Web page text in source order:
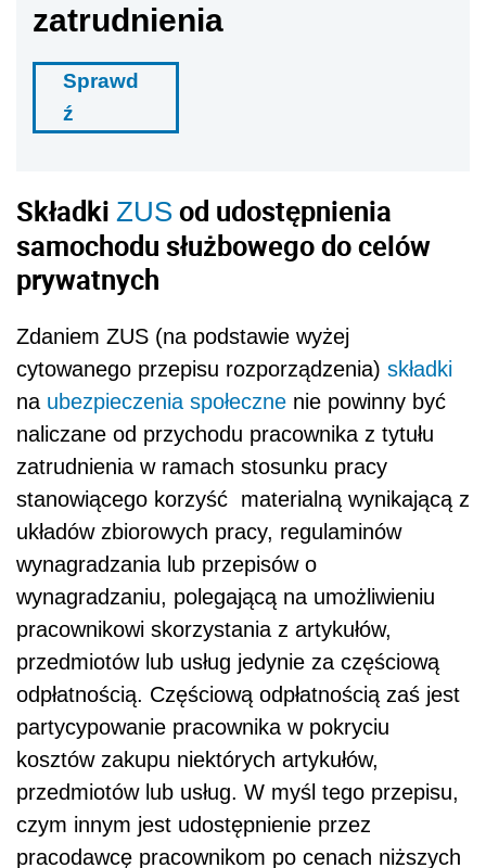
zatrudnienia
Sprawd
ź
Składki ZUS od udostępnienia
samochodu służbowego do celów
prywatnych
Zdaniem ZUS (na podstawie wyżej
cytowanego przepisu rozporządzenia) składki
na ubezpieczenia społeczne nie powinny być
naliczane od przychodu pracownika z tytułu
zatrudnienia w ramach stosunku pracy
stanowiącego korzyść materialną wynikającą z
układów zbiorowych pracy, regulaminów
wynagradzania lub przepisów o
wynagradzaniu, polegającą na umożliwieniu
pracownikowi skorzystania z artykułów,
przedmiotów lub usług jedynie za częściową
odpłatnością. Częściową odpłatnością zaś jest
partycypowanie pracownika w pokryciu
kosztów zakupu niektórych artykułów,
przedmiotów lub usług. W myśl tego przepisu,
czym innym jest udostępnienie przez
pracodawcę pracownikom po cenach niższych